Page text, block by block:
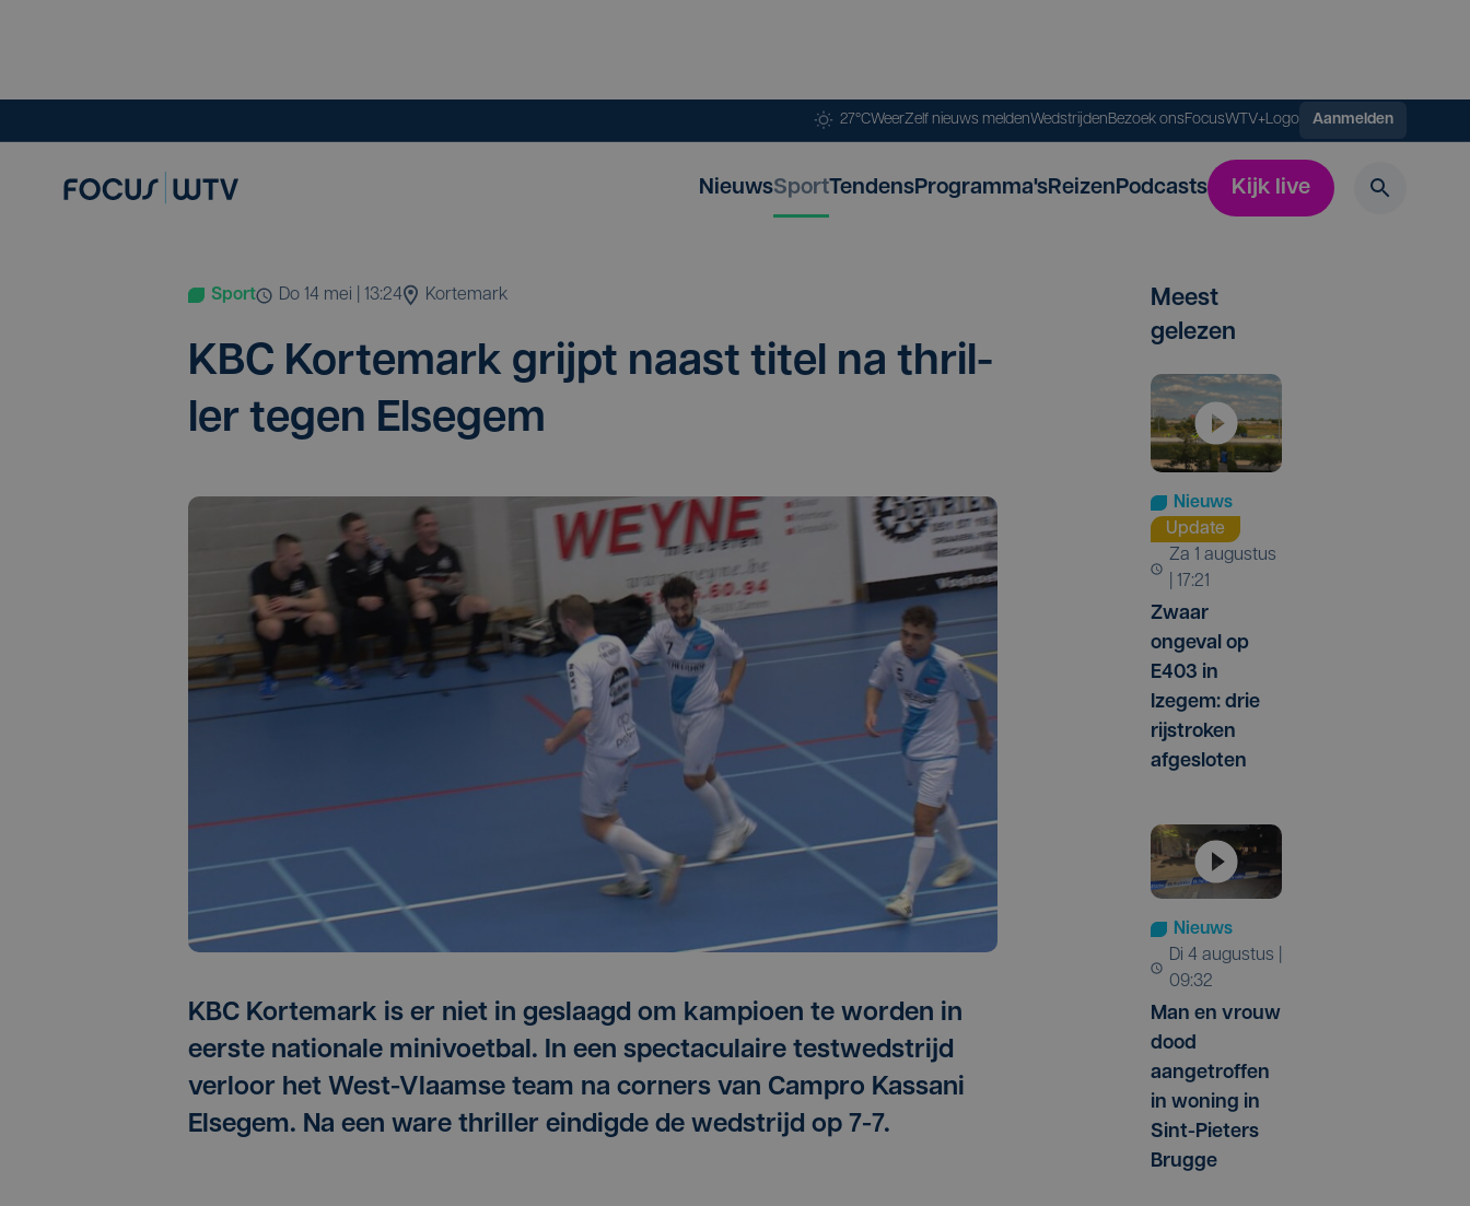
27°CWeerZelf nieuws meldenWedstrijdenBezoek onsFocusWTV+Logo Aanmelden
NieuwsSportTendensProgramma'sReizenPodcasts Kijk live
Sport do 14 mei | 13:24 Kortemark
KBC Kor­te­mark grijpt naast titel na thril­
ler tegen Elsegem
KBC Kortemark is er niet in geslaagd om kampioen te worden in
eerste nationale minivoetbal. In een spectaculaire testwedstrijd
verloor het West-Vlaamse team na corners van Campro Kassani
Elsegem. Na een ware thriller eindigde de wedstrijd op 7-7.
Meest
gelezen
Nieuws
Update
za 1 augustus
| 17:21
Zwaar
ongeval op
E403 in
Izegem: drie
rijstroken
afgesloten
Nieuws
di 4 augustus |
09:32
Man en vrouw
dood
aangetroffen
in woning in
Sint-Pieters
Brugge